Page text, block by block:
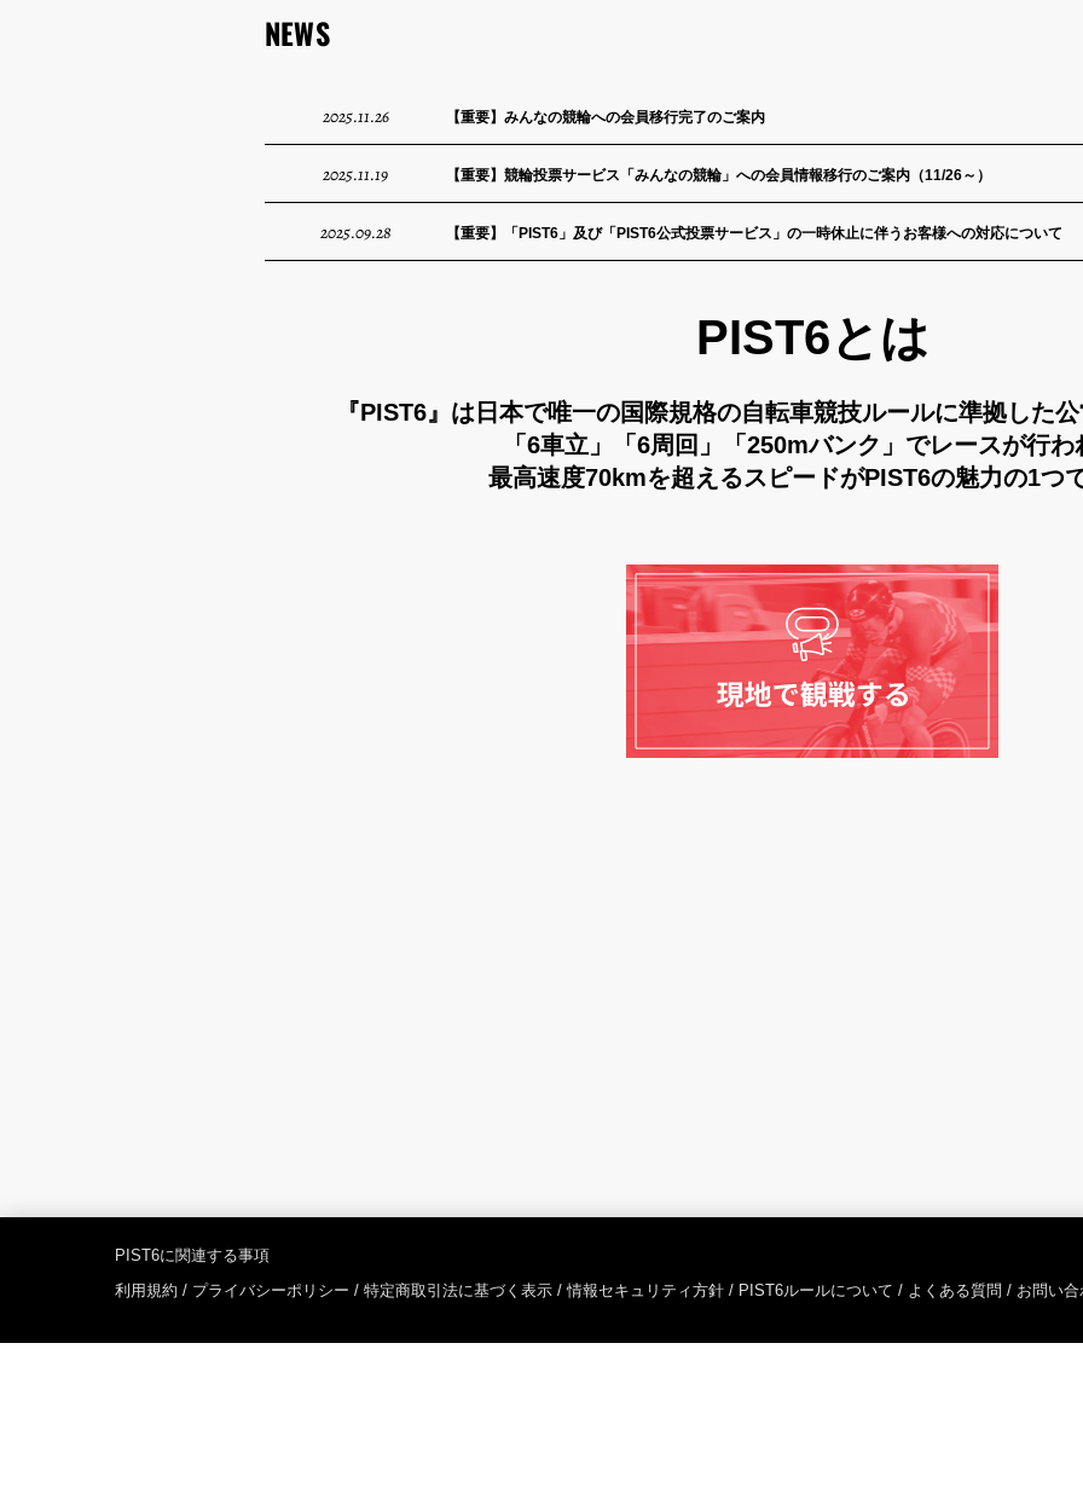
NEWS
2025.11.26 【重要】みんなの競輪への会員移行完了のご案内
2025.11.19 【重要】競輪投票サービス「みんなの競輪」への会員情報移行のご案内（11/26～）
2025.09.28 【重要】「PIST6」及び「PIST6公式投票サービス」の一時休止に伴うお客様への対応について
PIST6とは
『PIST6』は日本で唯一の国際規格の自転車競技ルールに準拠した
「6車立」「6周回」「250mバンク」でレースが行わ
最高速度70kmを超えるスピードがPIST6の魅力の1つ
PIST6に関連する事項
利用規約 / プライバシーポリシー / 特定商取引法に基づく表示 /情報セキュリティ方針 / PIST6ルールについて / よくある質問 / お問い合